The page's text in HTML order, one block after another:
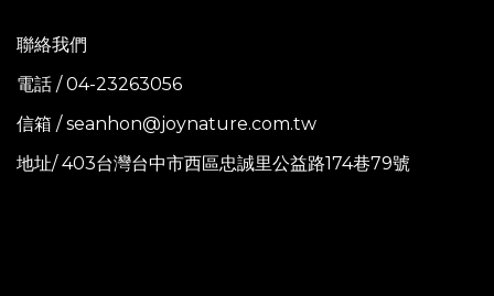
聯絡我們
電話 / 04-23263056
信箱 / seanhon@joynature.com.tw
地址/ 403台灣台中市西區忠誠里公益路174巷79號